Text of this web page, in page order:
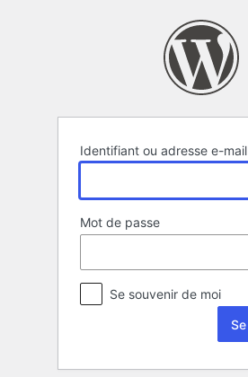
Identifiant ou adresse e-mail
Mot de passe
Se souvenir de moi